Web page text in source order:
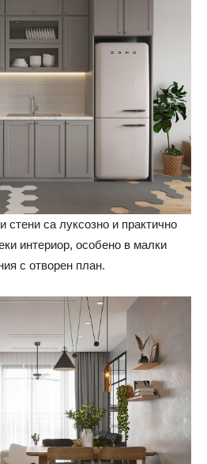
стени са луксозно и практично
интериор, особено в малки
с отворен план.